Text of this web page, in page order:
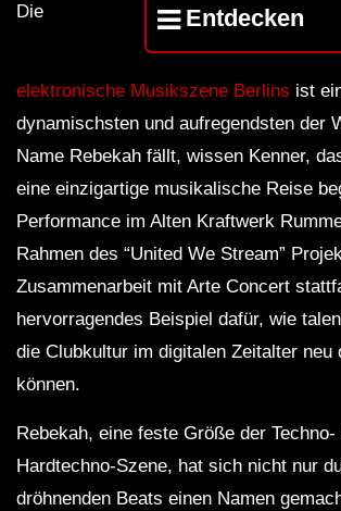
Entdecken
Die
elektronische Musikszene Berlins ist
dynamischsten und aufregendsten der
Name Rebekah fällt, wissen Kenner,
eine einzigartige musikalische Reise
Performance im Alten Kraftwerk
Rahmen des “United We Stream”
Zusammenarbeit mit Arte Concert
hervorragendes Beispiel dafür, wie
die Clubkultur im digitalen Zeitalter neu
können.
Rebekah, eine feste Größe der Techno-
Hardtechno-Szene, hat sich nicht nur
dröhnenden Beats einen Namen